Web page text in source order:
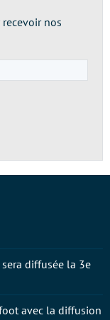
nos
diffusée la 3e
avec la diffusion